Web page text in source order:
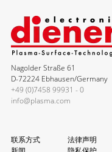
Nagolder Straße 61
D-72224 Ebhausen/Germany
+49 (0)7458 99931 - 0
info@plasma.com
联系方式
法律声明